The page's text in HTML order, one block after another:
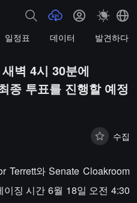
일정표 데이터 발견하다
벽 4시 30분에
종 투표를 진행할 예정
수집
Terrett와 Senate Cloakroom
징 시간 6월 18일 오전 4:30